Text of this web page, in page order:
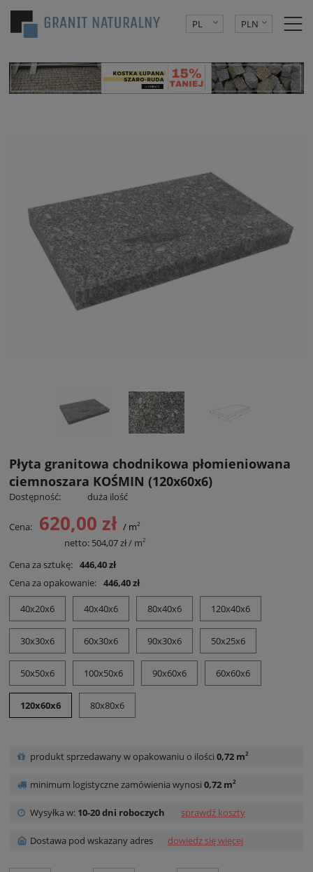
PL
PLN
Płyta granitowa chodnikowa płomieniowana
ciemnoszara KOŚMIN (120x60x6)
Dostępność: duża ilość
Cena: 620,00 zł / m2
netto: 504,07 zł/ m2
Cena za sztukę: 446,40 zł
Cena za opakowanie: 446,40 zł
40x20x6 40x40x6 80x40x6 120x40x6
30x30x6 60x30x6 90x30x6 50x25x6
50x50x6 100x50x6 90x60x6 60x60x6
120x60x6 80x80x6
produkt sprzedawany w opakowaniu o ilości 0,72 m2
minimum logistyczne zamówienia wynosi 0,72 m2
Wysyłka w: 10-20 dni roboczych sprawdź koszty
Dostawa pod wskazany adres dowiedz się więcej